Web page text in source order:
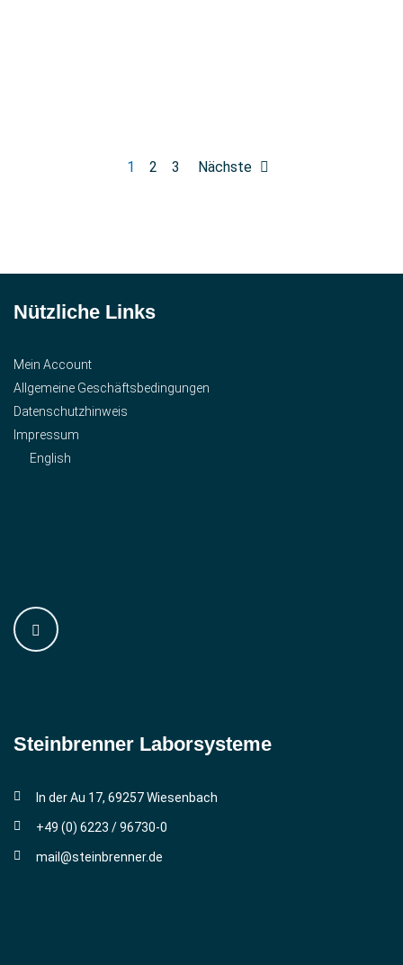
1 2 3 Nächste
Nützliche Links
Mein Account
Allgemeine Geschäftsbedingungen
Datenschutzhinweis
Impressum
English
Steinbrenner ­Laborsysteme
In der Au 17, 69257 Wiesenbach
+49 (0) 6223 / 96730-0
mail@steinbrenner.de